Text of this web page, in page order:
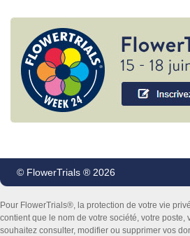
© FlowerTrials ® 2026
Pour FlowerTrials®, la protection de votre vie
contient que le nom de votre société, votre
souhaitez consulter, modifier ou supprimer vos